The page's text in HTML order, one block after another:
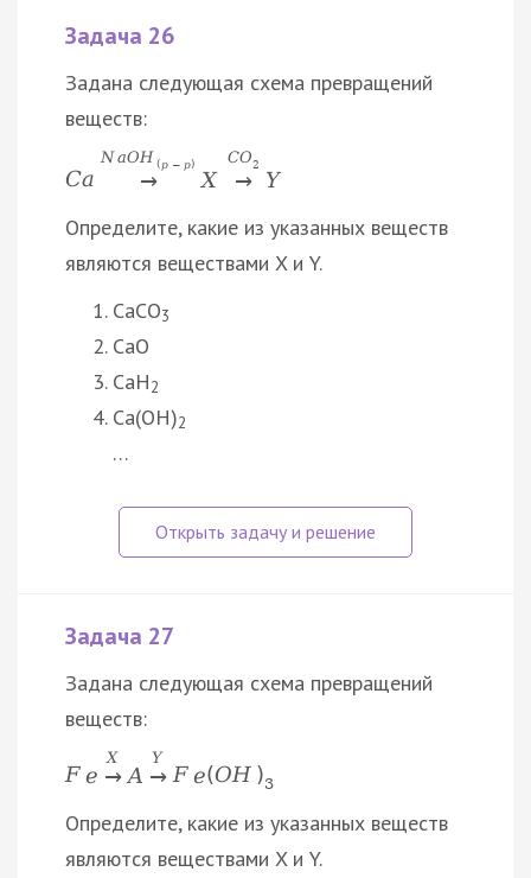
Задача 26
Задана следующая схема превращений
веществ:
Ca
NaOH ( р − р)
→ X
СO2
→ Y
Определите, какие из указанных веществ
являются веществами X и Y.
CaCO3
CaO
CaH2
Ca(OH)2
…
Задача 27
Задана следующая схема превращений
веществ:
Fe
X
→ A
Y
→ F e(OH )3
Определите, какие из указанных веществ
являются веществами X и Y.